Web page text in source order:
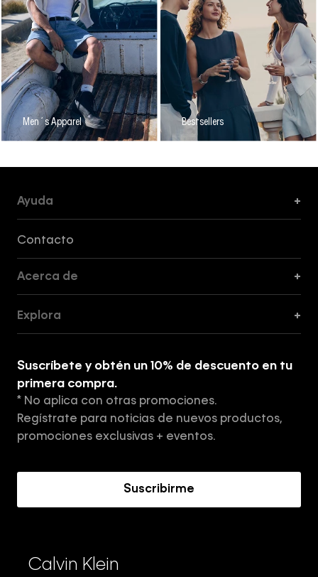
Men´s Apparel Bestsellers
Ayuda +
Contacto
Acerca de +
Tiendas
Aviso de privacidad
Términos y Condiciones
Explora +
Suscríbete y obtén un 10% de descuento en tu
primera compra.
* No aplica con otras promociones.
Regístrate para noticias de nuevos productos,
promociones exclusivas + eventos.
Suscribirme
Calvin Klein